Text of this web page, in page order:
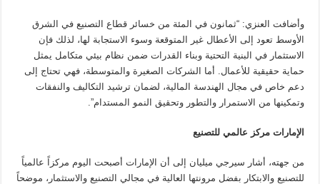
وأضافت العنزي: “ثمانون في المئة من خسائر قطاع التصنيع في الشرق
الأوسط تعود إلى الأعطال غير المتوقعة وسوء الاستجابة لها، لذلك فإن
الاستثمار في البنية التحتية وبناء القدرات ضمن نظام بيئي متكامل يمثل
حماية حقيقية للأعمال. أما الشركات الصغيرة والمتوسطة، فهي تحتاج إلى
دعم خاص في مجال الهندسة المالية، لضمان ترشيد التكاليف والنفقات
وتمكينها من الاستمرار والتطور وتحقيق النمو المستدام”.
الإمارات مركز عالمي للتصنيع
من جهته، أشار سيرجي ميليان إلى أن الإمارات أصبحت اليوم مركزاً عالمياً
للتصنيع والابتكار بفضل مرونتها العالية في مجالي التصنيع والاستثمار، موضحاً